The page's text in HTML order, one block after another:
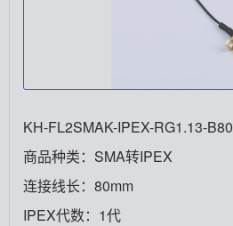
KH-FL2SMAK-IPEX-RG1.13-B80
商品种类：SMA转IPEX
连接线长：80mm
IPEX代数：1代